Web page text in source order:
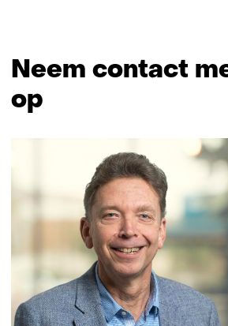
Neem contact
op
navigatie
over
contact
met
ons